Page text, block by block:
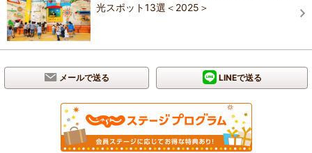
光スポット13選＜2025＞
メールで送る LINEで送る